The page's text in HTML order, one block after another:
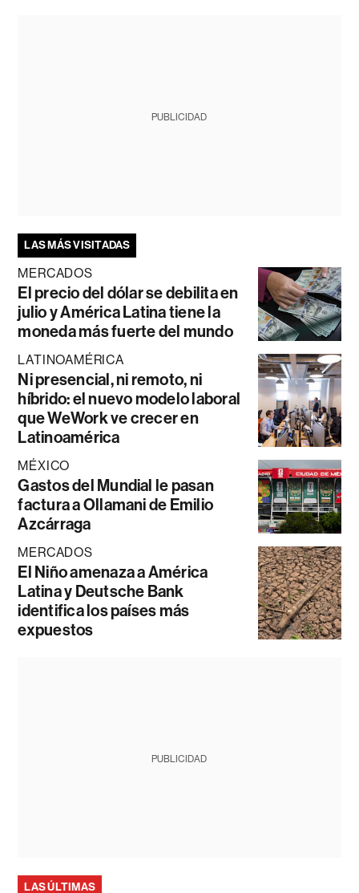
PUBLICIDAD
LAS MÁS VISITADAS
MERCADOS
El precio del dólar se debilita en
julio y América Latina tiene la
moneda más fuerte del mundo
LATINOAMÉRICA
Ni presencial, ni remoto, ni
híbrido: el nuevo modelo laboral
que WeWork ve crecer en
Latinoamérica
MÉXICO
Gastos del Mundial le pasan
factura a Ollamani de Emilio
Azcárraga
MERCADOS
El Niño amenaza a América
Latina y Deutsche Bank
identifica los países más
expuestos
PUBLICIDAD
LAS ÚLTIMAS